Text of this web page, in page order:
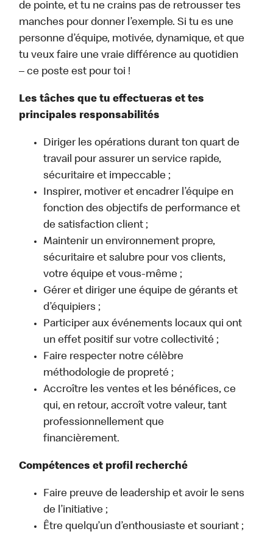
de pointe, et tu ne crains pas de retrousser tes
manches pour donner l’exemple. Si tu es une
personne d’équipe, motivée, dynamique, et que
tu veux faire une vraie différence au quotidien
– ce poste est pour toi !
Les tâches que tu effectueras et tes
principales responsabilités
Diriger les opérations durant ton quart de
travail pour assurer un service rapide,
sécuritaire et impeccable ;
Inspirer, motiver et encadrer l’équipe en
fonction des objectifs de performance et
de satisfaction client ;
Maintenir un environnement propre,
sécuritaire et salubre pour vos clients,
votre équipe et vous-même ;
Gérer et diriger une équipe de gérants et
d’équipiers ;
Participer aux événements locaux qui ont
un effet positif sur votre collectivité ;
Faire respecter notre célèbre
méthodologie de propreté ;
Accroître les ventes et les bénéfices, ce
qui, en retour, accroît votre valeur, tant
professionnellement que
financièrement.
Compétences et profil recherché
Faire preuve de leadership et avoir le sens
de l’initiative ;
Être quelqu’un d’enthousiaste et souriant ;